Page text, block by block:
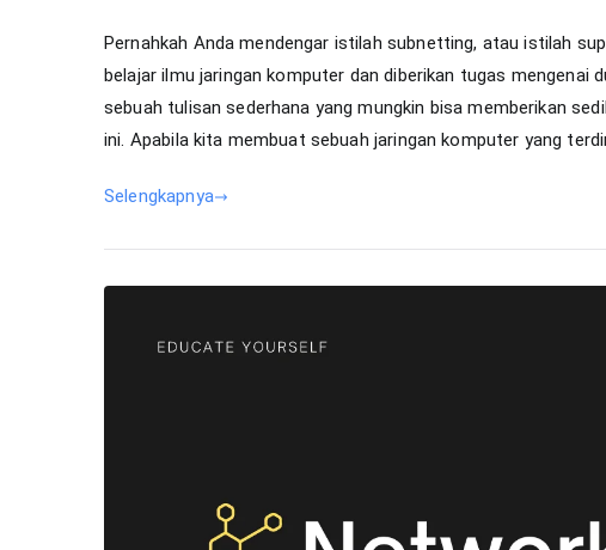
dan
Pernahkah Anda mendengar istilah subnetting, atau istilah
belajar ilmu jaringan komputer dan diberikan tugas mengenai
sebuah tulisan sederhana yang mungkin bisa memberikan
ini. Apabila kita membuat sebuah jaringan komputer yang
Selengkapnya